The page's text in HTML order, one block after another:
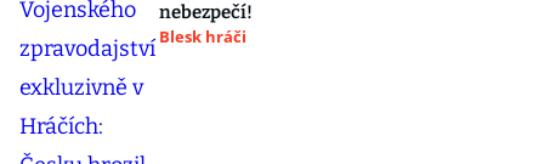
nebezpečí!
Blesk hráči